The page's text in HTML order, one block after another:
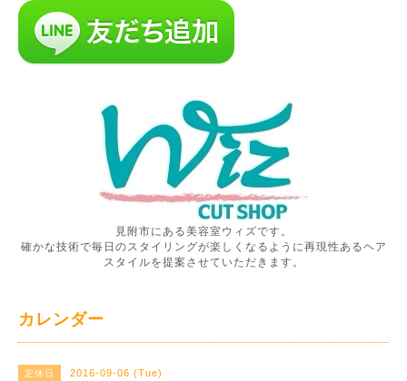
見附市にある美容室ウィズです。
確かな技術で毎日のスタイリングが楽しくなるように再現性あるヘア
スタイルを提案させていただきます。
カレンダー
定休日 2016-09-06 (Tue)